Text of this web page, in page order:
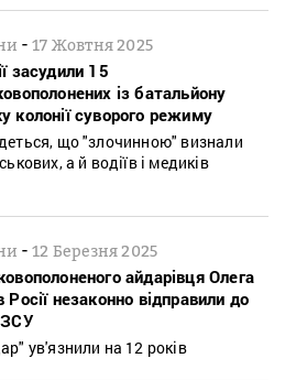
-17 Жовтня 2025
засудили 15
із батальйону
колонії суворого режиму
що "злочинною" визнали
а й водіїв і медиків
-12 Березня 2025
айдарівця Олега
Росії незаконно відправили до
ЗСУ
ув'язнили на 12 років